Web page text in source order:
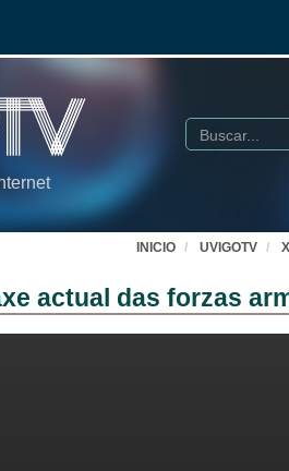
Buscar
INICIO UVIGOTV
actual das forzas